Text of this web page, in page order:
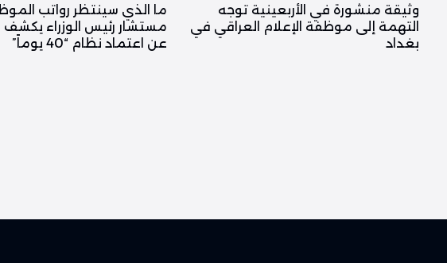
وثيقة منشورة في الأربعينية توجه
التهمة إلى موظفة الإعلام العراقي في
بغداد
ما الذي سينتظر رواتب
مستشار رئيس الوزراء يكشف
عن اعتماد نظام “40 يوماً”